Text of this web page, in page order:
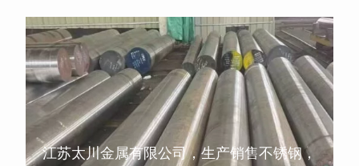
江苏太川金属有限公司，生产销售不锈钢，